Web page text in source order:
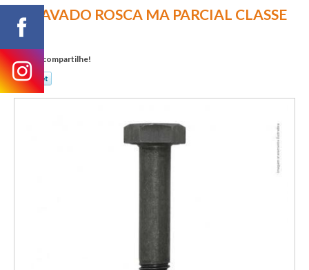
SEXTAVADO ROSCA MA PARCIAL CLASSE
5.8 - 2
Gostou? compartilhe!